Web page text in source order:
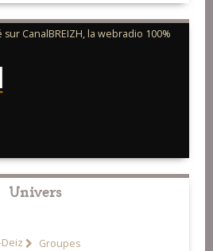
CanalBREIZH, la webradio 100%
Univers
Groupes